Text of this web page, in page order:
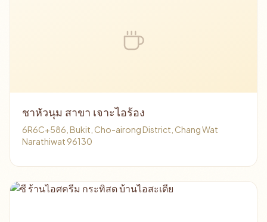
ชาหัวนุม สาขา เจาะไอร้อง
6R6C+586, Bukit, Cho-airong District, Chang Wat
Narathiwat 96130